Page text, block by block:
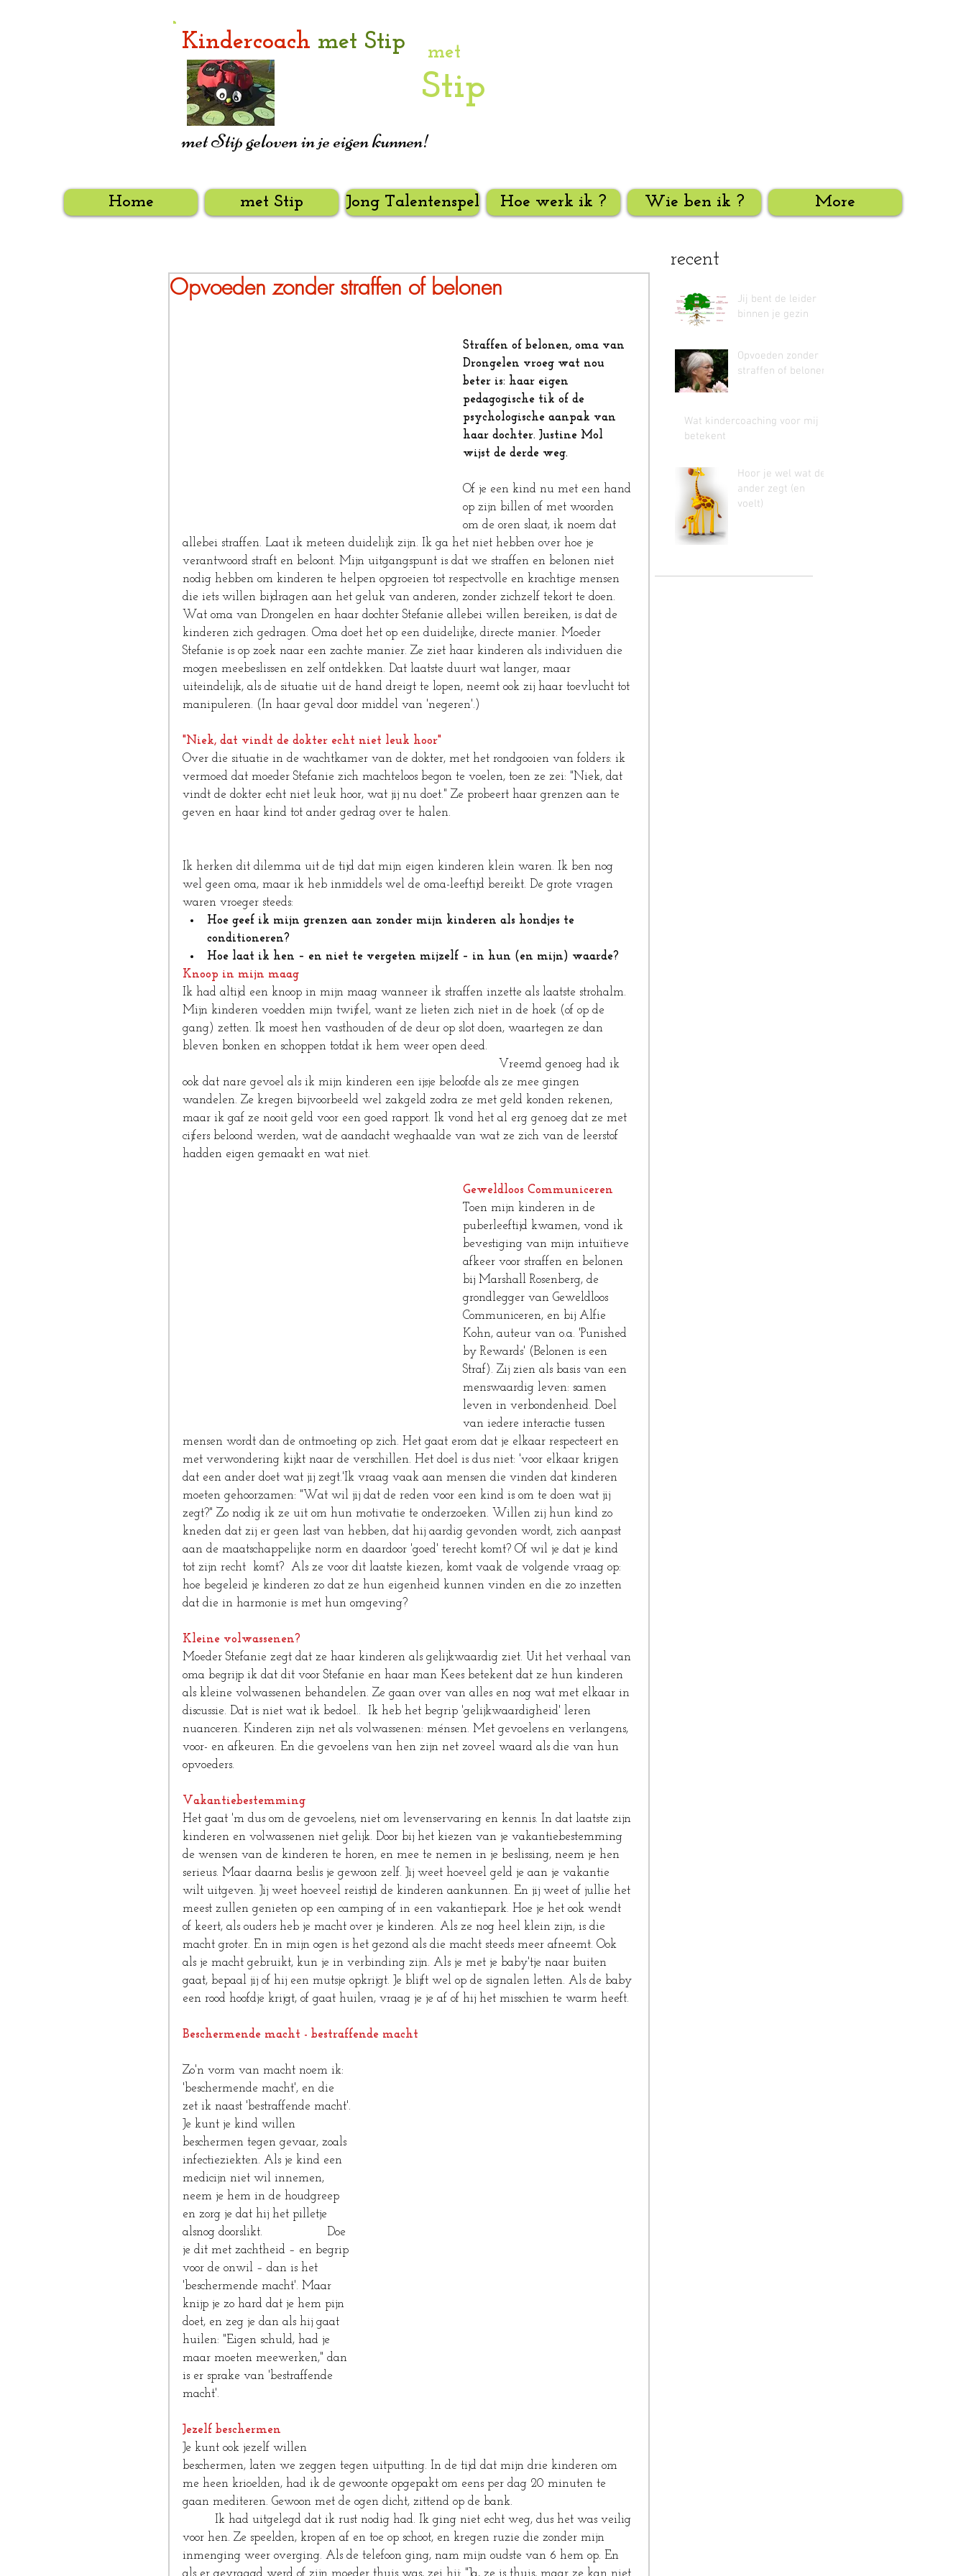
met
Stip
Kindercoach met Stip
met Stip geloven in je eigen kunnen!
Home met Stip Jong Talentenspel Hoe werk ik ? Wie ben ik ? More
Opvoeden zonder straffen of belonen
Straffen of belonen, oma van
Drongelen vroeg wat nou
beter is: haar eigen
pedagogische tik of de
psychologische aanpak van
haar dochter. Justine Mol
wijst de derde weg.
Of je een kind nu met een hand
op zijn billen of met woorden
om de oren slaat, ik noem dat
allebei straffen. Laat ik meteen duidelijk zijn. Ik ga het niet hebben over hoe je
verantwoord straft en beloont. Mijn uitgangspunt is dat we straffen en belonen niet
nodig hebben om kinderen te helpen opgroeien tot respectvolle en krachtige mensen
die iets willen bijdragen aan het geluk van anderen, zonder zichzelf tekort te doen.
Wat oma van Drongelen en haar dochter Stefanie allebei willen bereiken, is dat de
kinderen zich gedragen. Oma doet het op een duidelijke, directe manier. Moeder
Stefanie is op zoek naar een zachte manier. Ze ziet haar kinderen als individuen die
mogen meebeslissen en zelf ontdekken. Dat laatste duurt wat langer, maar
uiteindelijk, als de situatie uit de hand dreigt te lopen, neemt ook zij haar toevlucht tot
manipuleren. (In haar geval door middel van 'negeren'.)
"Niek, dat vindt de dokter echt niet leuk hoor"
Over die situatie in de wachtkamer van de dokter, met het rondgooien van folders: ik
vermoed dat moeder Stefanie zich machteloos begon te voelen, toen ze zei: "Niek, dat
vindt de dokter echt niet leuk hoor, wat jij nu doet." Ze probeert haar grenzen aan te
geven en haar kind tot ander gedrag over te halen.
Ik herken dit dilemma uit de tijd dat mijn eigen kinderen klein waren. Ik ben nog
wel geen oma, maar ik heb inmiddels wel de oma-leeftijd bereikt. De grote vragen
waren vroeger steeds:
Hoe geef ik mijn grenzen aan zonder mijn kinderen als hondjes te
conditioneren?
Hoe laat ik hen – en niet te vergeten mijzelf – in hun (en mijn) waarde?
Knoop in mijn maag
Ik had altijd een knoop in mijn maag wanneer ik straffen inzette als laatste strohalm.
Mijn kinderen voedden mijn twijfel, want ze lieten zich niet in de hoek (of op de
gang) zetten. Ik moest hen vasthouden of de deur op slot doen, waartegen ze dan
bleven bonken en schoppen totdat ik hem weer open deed.
                                                                                        Vreemd genoeg had ik
ook dat nare gevoel als ik mijn kinderen een ijsje beloofde als ze mee gingen
wandelen. Ze kregen bijvoorbeeld wel zakgeld zodra ze met geld konden rekenen,
maar ik gaf ze nooit geld voor een goed rapport. Ik vond het al erg genoeg dat ze met
cijfers beloond werden, wat de aandacht weghaalde van wat ze zich van de leerstof
hadden eigen gemaakt en wat niet.
Geweldloos Communiceren
Toen mijn kinderen in de
puberleeftijd kwamen, vond ik
bevestiging van mijn intuïtieve
afkeer voor straffen en belonen
bij Marshall Rosenberg, de
grondlegger van Geweldloos
Communiceren, en bij Alfie
Kohn, auteur van o.a. 'Punished
by Rewards' (Belonen is een
Straf). Zij zien als basis van een
menswaardig leven: samen
leven in verbondenheid. Doel
van iedere interactie tussen
mensen wordt dan de ontmoeting op zich. Het gaat erom dat je elkaar respecteert en
met verwondering kijkt naar de verschillen. Het doel is dus niet: 'voor elkaar krijgen
dat een ander doet wat jij zegt.'Ik vraag vaak aan mensen die vinden dat kinderen
moeten gehoorzamen: "Wat wil jij dat de reden voor een kind is om te doen wat jij
zegt?" Zo nodig ik ze uit om hun motivatie te onderzoeken. Willen zij hun kind zo
kneden dat zij er geen last van hebben, dat hij aardig gevonden wordt, zich aanpast
aan de maatschappelijke norm en daardoor 'goed' terecht komt? Of wil je dat je kind
tot zijn recht  komt?  Als ze voor dit laatste kiezen, komt vaak de volgende vraag op:
hoe begeleid je kinderen zo dat ze hun eigenheid kunnen vinden en die zo inzetten
dat die in harmonie is met hun omgeving?
Kleine volwassenen?
Moeder Stefanie zegt dat ze haar kinderen als gelijkwaardig ziet. Uit het verhaal van
oma begrijp ik dat dit voor Stefanie en haar man Kees betekent dat ze hun kinderen
als kleine volwassenen behandelen. Ze gaan over van alles en nog wat met elkaar in
discussie. Dat is niet wat ik bedoel..  Ik heb het begrip 'gelijkwaardigheid' leren
nuanceren. Kinderen zijn net als volwassenen: ménsen. Met gevoelens en verlangens,
voor- en afkeuren. En die gevoelens van hen zijn net zoveel waard als die van hun
opvoeders.
Vakantiebestemming
Het gaat 'm dus om de gevoelens, niet om levenservaring en kennis. In dat laatste zijn
kinderen en volwassenen niet gelijk. Door bij het kiezen van je vakantiebestemming
de wensen van de kinderen te horen, en mee te nemen in je beslissing, neem je hen
serieus. Maar daarna beslis je gewoon zelf. Jij weet hoeveel geld je aan je vakantie
wilt uitgeven. Jij weet hoeveel reistijd de kinderen aankunnen. En jij weet of jullie het
meest zullen genieten op een camping of in een vakantiepark. Hoe je het ook wendt
of keert, als ouders heb je macht over je kinderen. Als ze nog heel klein zijn, is die
macht groter. En in mijn ogen is het gezond als die macht steeds meer afneemt. Ook
als je macht gebruikt, kun je in verbinding zijn. Als je met je baby'tje naar buiten
gaat, bepaal jij of hij een mutsje opkrijgt. Je blijft wel op de signalen letten. Als de baby
een rood hoofdje krijgt, of gaat huilen, vraag je je af of hij het misschien te warm heeft.
Beschermende macht - bestraffende macht
Zo'n vorm van macht noem ik:
'beschermende macht', en die
zet ik naast 'bestraffende macht'.
Je kunt je kind willen
beschermen tegen gevaar, zoals
infectieziekten. Als je kind een
medicijn niet wil innemen,
neem je hem in de houdgreep
en zorg je dat hij het pilletje
alsnog doorslikt.                  Doe
je dit met zachtheid – en begrip
voor de onwil – dan is het
'beschermende macht'. Maar
knijp je zo hard dat je hem pijn
doet, en zeg je dan als hij gaat
huilen: "Eigen schuld, had je
maar moeten meewerken," dan
is er sprake van 'bestraffende
macht'.
Jezelf beschermen
Je kunt ook jezelf willen
beschermen, laten we zeggen tegen uitputting. In de tijd dat mijn drie kinderen om
me heen krioelden, had ik de gewoonte opgepakt om eens per dag 20 minuten te
gaan mediteren. Gewoon met de ogen dicht, zittend op de bank.
         Ik had uitgelegd dat ik rust nodig had. Ik ging niet echt weg, dus het was veilig
voor hen. Ze speelden, kropen af en toe op schoot, en kregen ruzie die zonder mijn
inmenging weer overging. Als de telefoon ging, nam mijn oudste van 6 hem op. En
als er gevraagd werd of zijn moeder thuis was, zei hij: "Ja, ze is thuis, maar ze kan niet
recent
Jij bent de leider
binnen je gezin
Opvoeden zonder
straffen of belonen
Wat kindercoaching voor mij
betekent
Hoor je wel wat de
ander zegt (en
voelt)